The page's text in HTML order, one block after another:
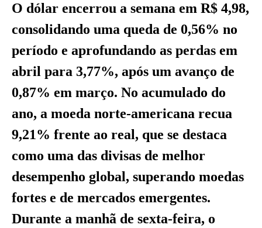
O dólar encerrou a semana em R$ 4,98,
consolidando uma queda de 0,56% no
período e aprofundando as perdas em
abril para 3,77%, após um avanço de
0,87% em março. No acumulado do
ano, a moeda norte-americana recua
9,21% frente ao real, que se destaca
como uma das divisas de melhor
desempenho global, superando moedas
fortes e de mercados emergentes.
Durante a manhã de sexta-feira, o